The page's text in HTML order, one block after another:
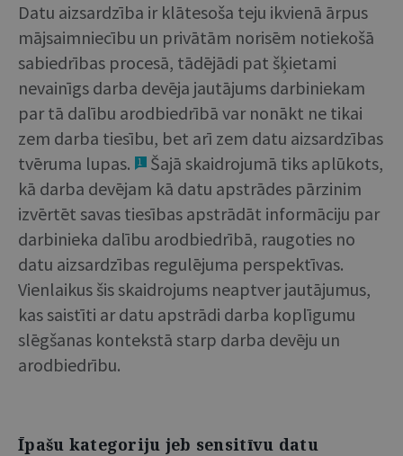
Datu aizsardzība ir klātesoša teju ikvienā ārpus
mājsaimniecību un privātām norisēm notiekošā
sabiedrības procesā, tādējādi pat šķietami
nevainīgs darba devēja jautājums darbiniekam
par tā dalību arodbiedrībā var nonākt ne tikai
zem darba tiesību, bet arī zem datu aizsardzības
tvēruma lupas.
1
Šajā skaidrojumā tiks aplūkots,
kā darba devējam kā datu apstrādes pārzinim
izvērtēt savas tiesības apstrādāt informāciju par
darbinieka dalību arodbiedrībā, raugoties no
datu aizsardzības regulējuma perspektīvas.
Vienlaikus šis skaidrojums neaptver jautājumus,
kas saistīti ar datu apstrādi darba koplīgumu
slēgšanas kontekstā starp darba devēju un
arodbiedrību.
Īpašu kategoriju jeb sensitīvu datu